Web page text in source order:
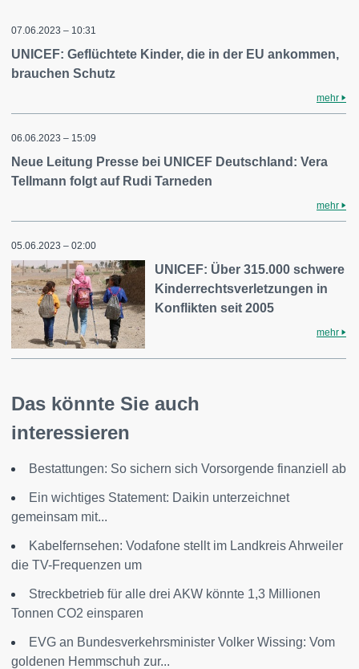
07.06.2023 – 10:31
UNICEF: Geflüchtete Kinder, die in der EU ankommen,
brauchen Schutz
mehr
06.06.2023 – 15:09
Neue Leitung Presse bei UNICEF Deutschland: Vera
Tellmann folgt auf Rudi Tarneden
mehr
05.06.2023 – 02:00
UNICEF: Über 315.000 schwere
Kinderrechtsverletzungen in
Konflikten seit 2005
mehr
Das könnte Sie auch
interessieren
Bestattungen: So sichern sich Vorsorgende finanziell ab
Ein wichtiges Statement: Daikin unterzeichnet
gemeinsam mit...
Kabelfernsehen: Vodafone stellt im Landkreis Ahrweiler
die TV-Frequenzen um
Streckbetrieb für alle drei AKW könnte 1,3 Millionen
Tonnen CO2 einsparen
EVG an Bundesverkehrsminister Volker Wissing: Vom
goldenen Hemmschuh zur...